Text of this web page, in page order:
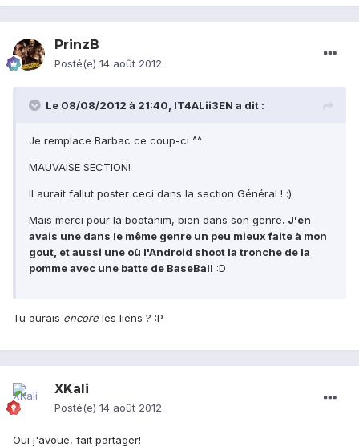
PrinzB
Posté(e) 14 août 2012
Le 08/08/2012 à 21:40, IT4ALii3EN a dit :
Je remplace Barbac ce coup-ci ^^
MAUVAISE SECTION!
Il aurait fallut poster ceci dans la section Général ! :)
Mais merci pour la bootanim, bien dans son genre. J'en
avais une dans le même genre un peu mieux faite à mon
gout, et aussi une où l'Android shoot la tronche de la
pomme avec une batte de BaseBall :D
Tu aurais encore les liens ? :P
XKali
Posté(e) 14 août 2012
Oui j'avoue, fait partager!